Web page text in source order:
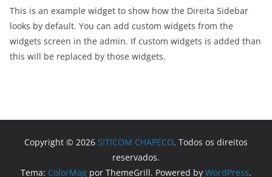
This is an example widget to show how the Direita Sidebar
looks by default. You can add custom widgets from the
widgets screen in the admin. If custom widgets is added than
this will be replaced by those widgets.
Copyright © 2026 SITICOM CHAPECO. Todos os direitos
reservados.
Tema: ColorMag por ThemeGrill. Powered by WordPress.